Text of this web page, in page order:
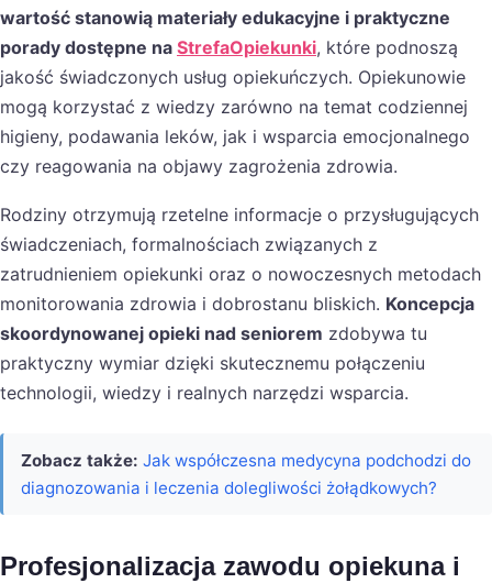
wartość stanowią materiały edukacyjne i praktyczne
porady dostępne na StrefaOpiekunki, które podnoszą
jakość świadczonych usług opiekuńczych. Opiekunowie
mogą korzystać z wiedzy zarówno na temat codziennej
higieny, podawania leków, jak i wsparcia emocjonalnego
czy reagowania na objawy zagrożenia zdrowia.
Rodziny otrzymują rzetelne informacje o przysługujących
świadczeniach, formalnościach związanych z
zatrudnieniem opiekunki oraz o nowoczesnych metodach
monitorowania zdrowia i dobrostanu bliskich. Koncepcja
skoordynowanej opieki nad seniorem zdobywa tu
praktyczny wymiar dzięki skutecznemu połączeniu
technologii, wiedzy i realnych narzędzi wsparcia.
Zobacz także: Jak współczesna medycyna podchodzi do
diagnozowania i leczenia dolegliwości żołądkowych?
Profesjonalizacja zawodu opiekuna i